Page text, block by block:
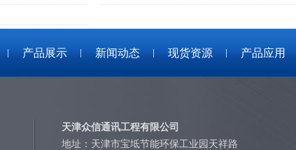
产品展示 新闻动态 现货资源 产品应用
天津众信通讯工程有限公司
地址：天津市宝坻节能环保工业园天祥路